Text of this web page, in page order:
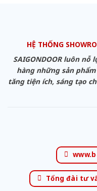
HỆ THỐNG
SAIGONDOOR luôn nỗ
hàng những sản
tăng tiện ích, sáng tạo
Tổng đài tư